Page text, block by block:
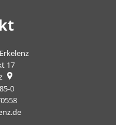
17
0